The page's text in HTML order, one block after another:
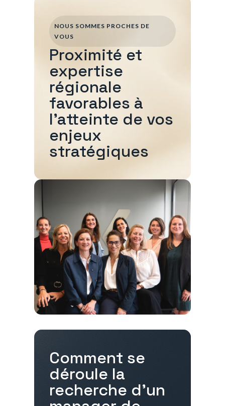
Comment se
déroule la
recherche d'un
NOUS SOMMES PROCHES DE
VOUS
Proximité et
expertise
régionale
favorables à
l'atteinte de vos
enjeux
stratégiques